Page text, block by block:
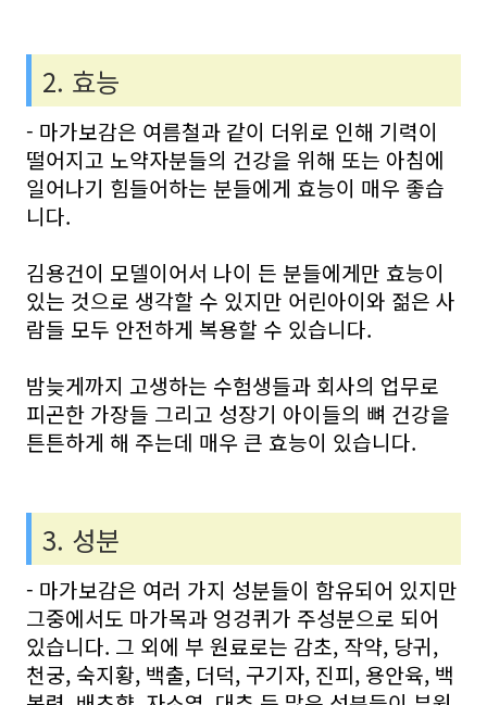
2. 효능
- 마가보감은 여름철과 같이 더위로 인해 기력이
떨어지고 노약자분들의 건강을 위해 또는 아침에
일어나기 힘들어하는 분들에게 효능이 매우 좋습
니다.
김용건이 모델이어서 나이 든 분들에게만 효능이
있는 것으로 생각할 수 있지만 어린아이와 젊은 사
람들 모두 안전하게 복용할 수 있습니다.
밤늦게까지 고생하는 수험생들과 회사의 업무로
피곤한 가장들 그리고 성장기 아이들의 뼈 건강을
튼튼하게 해 주는데 매우 큰 효능이 있습니다.
3. 성분
- 마가보감은 여러 가지 성분들이 함유되어 있지만
그중에서도 마가목과 엉겅퀴가 주성분으로 되어
있습니다. 그 외에 부 원료로는 감초, 작약, 당귀,
천궁, 숙지황, 백출, 더덕, 구기자, 진피, 용안육, 백